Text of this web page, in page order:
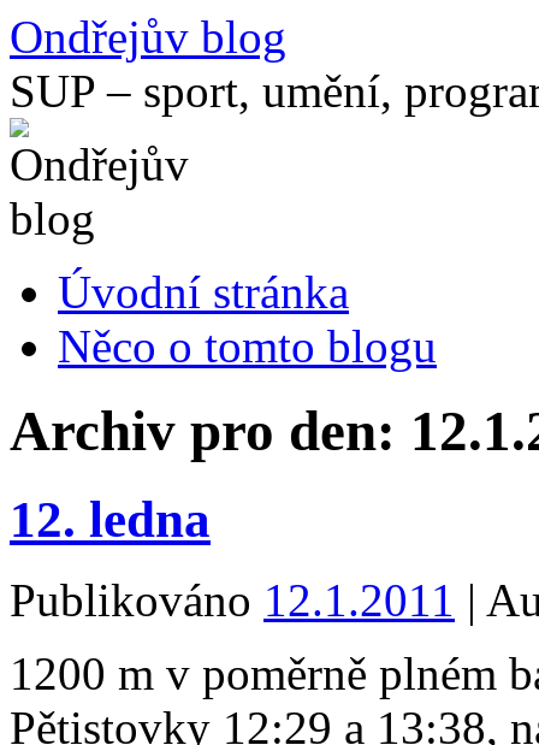
Přejít
k
obsahu
webu
Ondřejův blog
SUP – sport, umění,
Úvodní stránka
Něco o tomto blogu
Archiv pro den:
12. ledna
Publikováno 12.1.2011 |
1200 m v poměrně plném
Pětistovky 12:29 a 13:38,